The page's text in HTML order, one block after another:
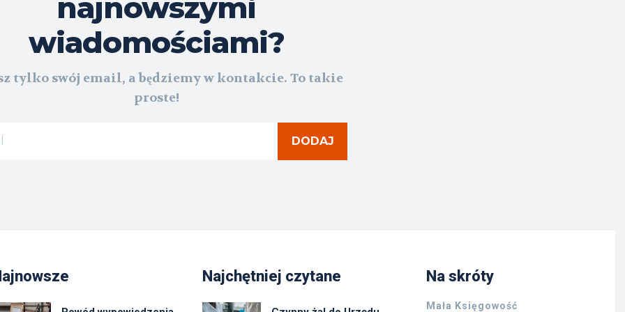
najnowszymi
wiadomościami?
tylko swój email, a będziemy w kontakcie. To takie
proste!
DODAJ
Najchętniej czytane Na skróty
Mała Księgowość